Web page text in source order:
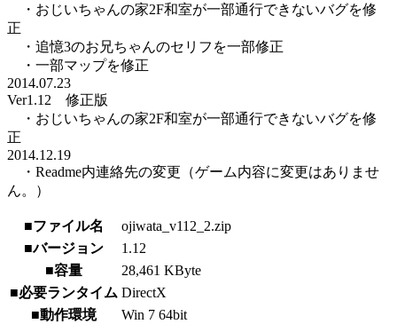
・おじいちゃんの家2F和室が一部通行できないバグを修
正
・追憶3のお兄ちゃんのセリフを一部修正
・一部マップを修正
2014.07.23
Ver1.12 修正版
・おじいちゃんの家2F和室が一部通行できないバグを修
正
2014.12.19
・Readme内連絡先の変更（ゲーム内容に変更はありませ
ん。）
■ファイル名
ojiwata_v112_2.zip
■バージョン
1.12
■容量
28,461 KByte
■必要ランタイム DirectX
■動作環境
Win 7 64bit